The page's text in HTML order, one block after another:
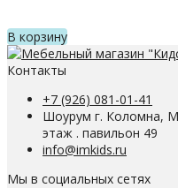
В корзину
Контакты
+7 (926) 081-01-41
Шоурум г. Коломна,
этаж . павильон 49
info@imkids.ru
Мы в социальных сетях